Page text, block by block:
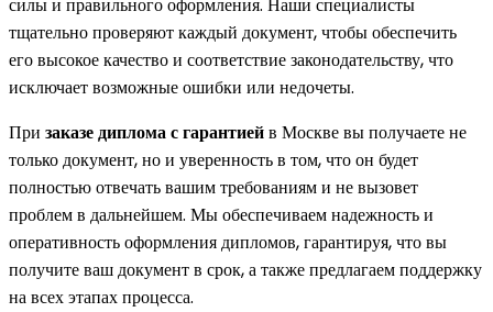
силы и правильного оформления. Наши специалисты
тщательно проверяют каждый документ, чтобы обеспечить
его высокое качество и соответствие законодательству, что
исключает возможные ошибки или недочеты.
При заказе диплома с гарантиейв Москве вы получаете не
только документ, но и уверенность в том, что он будет
полностью отвечать вашим требованиям и не вызовет
проблем в дальнейшем. Мы обеспечиваем надежность и
оперативность оформления дипломов, гарантируя, что вы
получите ваш документ в срок, а также предлагаем поддержку
на всех этапах процесса.